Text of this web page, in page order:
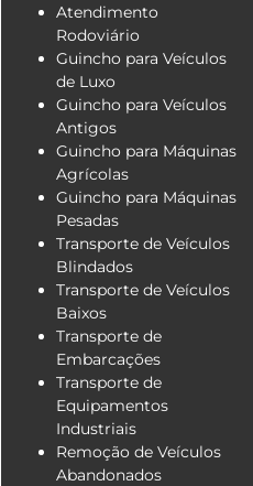
Atendimento
Rodoviário
Guincho para Veículos
de Luxo
Guincho para Veículos
Antigos
Guincho para Máquinas
Agrícolas
Guincho para Máquinas
Pesadas
Transporte de Veículos
Blindados
Transporte de Veículos
Baixos
Transporte de
Embarcações
Transporte de
Equipamentos
Industriais
Remoção de Veículos
Abandonados